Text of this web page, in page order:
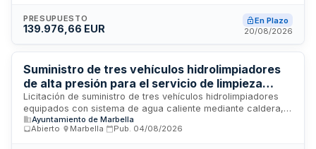
reforestación urbana de la ciudad incluido en el Plan de
Fomento del Empleo Agrario 2025. El contrato tiene duración
PRESUPUESTO
139.976,66 EUR
En Plazo
20/08/2026
Suministro de tres vehículos hidrolimpiadores
de alta presión para el servicio de limpieza
urbana del Ayuntamiento de Marbella
Licitación de suministro de tres vehículos hidrolimpiadores
equipados con sistema de agua caliente mediante caldera,
destinados al servicio de residuos sólidos urbanos de la
Delegación de Limpieza del Ayuntamiento de Marbella. El
Ayuntamiento de Marbella
Abierto
Marbella Pub. 04/08/2026